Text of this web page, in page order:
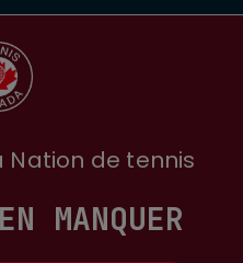
Nation de tennis
MANQUER